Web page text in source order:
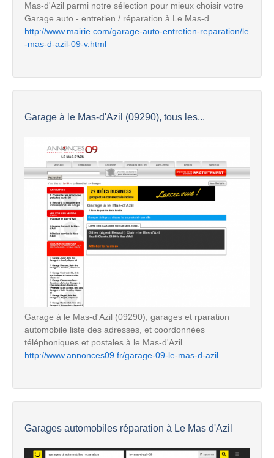
Mas-d'Azil parmi notre sélection pour mieux choisir votre
Garage auto - entretien / réparation à Le Mas-d ...
http://www.mairie.com/garage-auto-entretien-reparation/le
-mas-d-azil-09-v.html
Garage à le Mas-d'Azil (09290), tous les...
Garage à le Mas-d'Azil (09290), garages et rparation
automobile liste des adresses, et coordonnées
téléphoniques et postales à le Mas-d'Azil
http://www.annonces09.fr/garage-09-le-mas-d-azil
Garages automobiles réparation à Le Mas d'Azil